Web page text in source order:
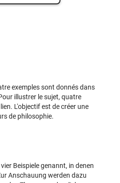
exemples sont donnés dans
illustrer le sujet, quatre
L'objectif est de créer une
de philosophie.
Beispiele genannt, in denen
Anschauung werden dazu